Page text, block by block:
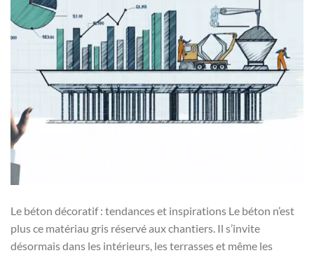
Le béton décoratif : tendances et inspirations Le béton n’est
plus ce matériau gris réservé aux chantiers. Il s’invite
désormais dans les intérieurs, les terrasses et même les